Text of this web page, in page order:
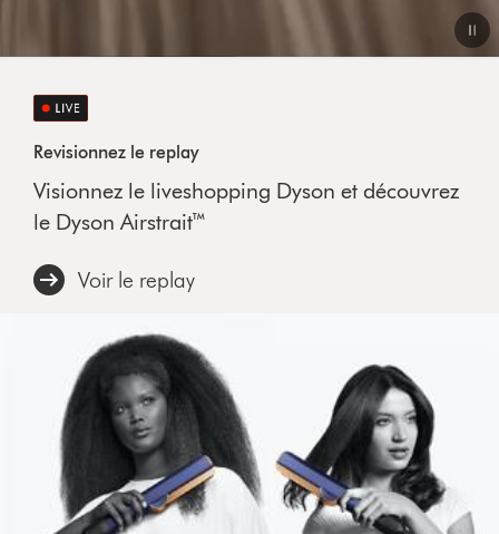
Revisionnez le replay
Visionnez le liveshopping Dyson et découvrez
le Dyson Airstrait™
Voir le replay